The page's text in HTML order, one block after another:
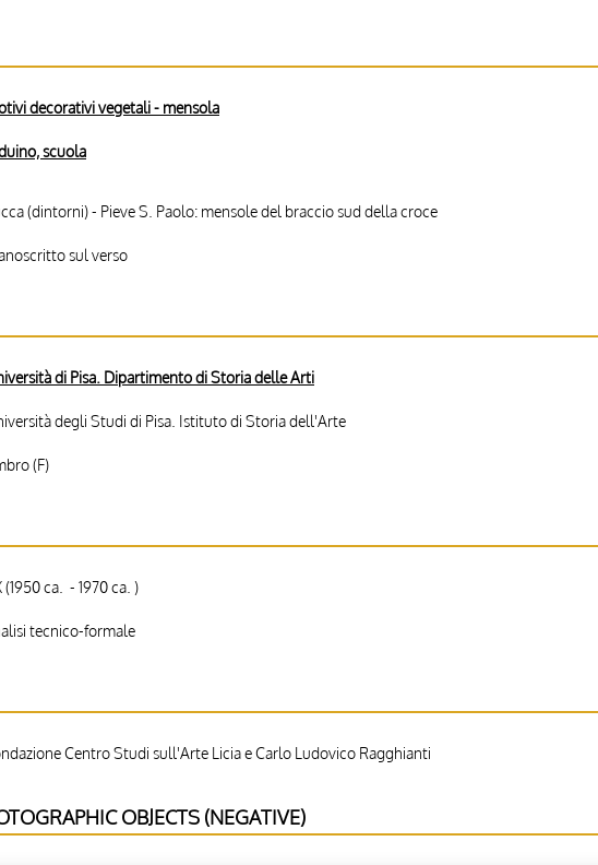
decorativi vegetali - mensola
scuola
(dintorni) - Pieve S. Paolo: mensole del braccio sud della croce
sul verso
di Pisa. Dipartimento di Storia delle Arti
degli Studi di Pisa. Istituto di Storia dell'Arte
(F)
(1950 ca. - 1970 ca. )
tecnico-formale
Centro Studi sull'Arte Licia e Carlo Ludovico Ragghianti
OBJECTS (NEGATIVE)